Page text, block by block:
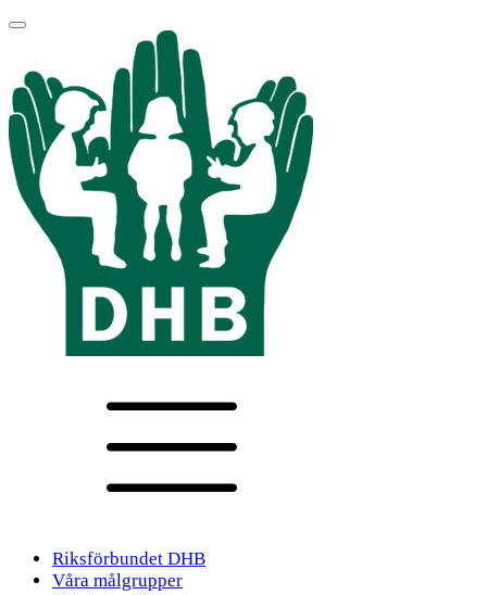
Riksförbundet DHB
Våra målgrupper